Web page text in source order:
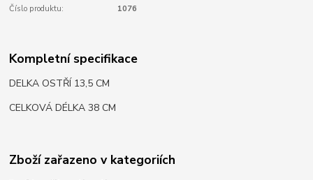
Číslo produktu: 1076
Kompletní specifikace
DELKA OSTŘÍ 13,5 CM
CELKOVÁ DÉLKA 38 CM
Zboží zařazeno v kategoriích